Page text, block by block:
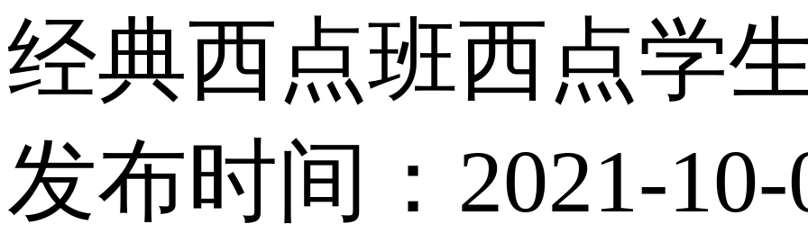
经典西点班西点学
发布时间：2021-